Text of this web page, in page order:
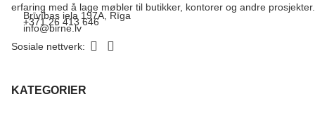
erfaring med å lage møbler til butikker, kontorer og andre prosjekter.
Brīvības iela 197A, Rīga
+371 26 413 646
info@birne.lv
Sosiale nettverk:
KATEGORIER